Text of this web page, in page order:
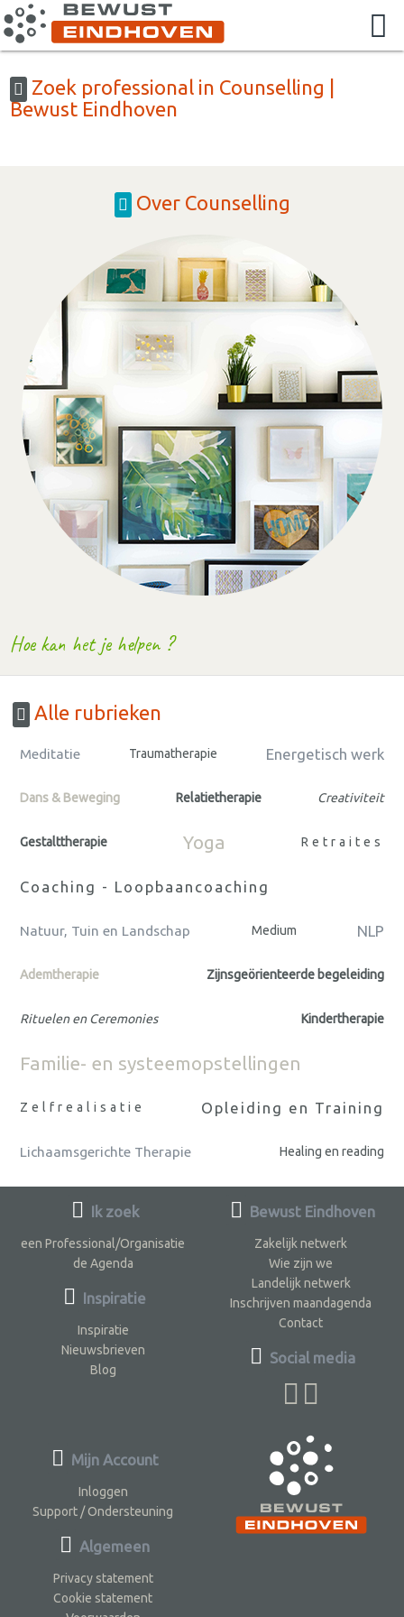
Zoek professional in Counselling |
Bewust Eindhoven
Over Counselling
Hoe kan het je helpen ?
Alle rubrieken
Meditatie Traumatherapie Energetisch werk
Dans & Beweging Relatietherapie Creativiteit
Gestalttherapie Yoga Retraites
Coaching - Loopbaancoaching
Natuur, Tuin en Landschap Medium NLP
Ademtherapie Zijnsgeörienteerde begeleiding
Rituelen en Ceremonies Kindertherapie
Familie- en systeemopstellingen
Zelfrealisatie Opleiding en Training
Lichaamsgerichte Therapie Healing en reading
Ik zoek
een Professional/Organisatie
de Agenda
Inspiratie
Inspiratie
Nieuwsbrieven
Blog
Bewust Eindhoven
Zakelijk netwerk
Wie zijn we
Landelijk netwerk
Inschrijven maandagenda
Contact
Social media
Mijn Account
Inloggen
Support / Ondersteuning
Algemeen
Privacy statement
Cookie statement